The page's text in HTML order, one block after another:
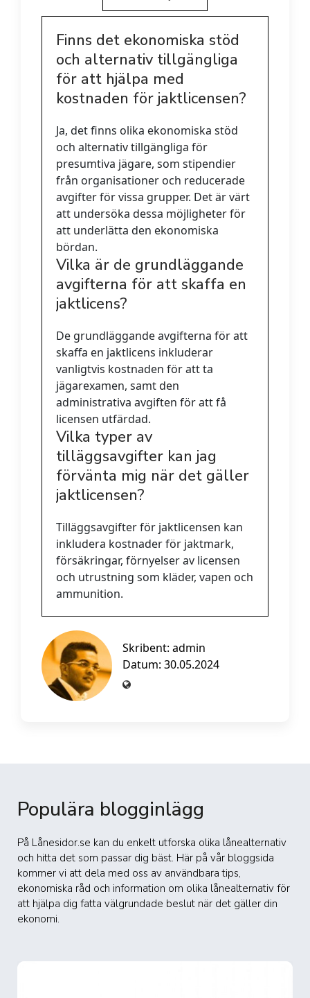
Finns det ekonomiska stöd
och alternativ tillgängliga
för att hjälpa med
kostnaden för jaktlicensen?
Ja, det finns olika ekonomiska stöd
och alternativ tillgängliga för
presumtiva jägare, som stipendier
från organisationer och reducerade
avgifter för vissa grupper. Det är värt
att undersöka dessa möjligheter för
att underlätta den ekonomiska
bördan.
Vilka är de grundläggande
avgifterna för att skaffa en
jaktlicens?
De grundläggande avgifterna för att
skaffa en jaktlicens inkluderar
vanligtvis kostnaden för att ta
jägarexamen, samt den
administrativa avgiften för att få
licensen utfärdad.
Vilka typer av
tilläggsavgifter kan jag
förvänta mig när det gäller
jaktlicensen?
Tilläggsavgifter för jaktlicensen kan
inkludera kostnader för jaktmark,
försäkringar, förnyelser av licensen
och utrustning som kläder, vapen och
ammunition.
Skribent: admin
Datum: 30.05.2024
Populära blogginlägg
På Lånesidor.se kan du enkelt utforska olika lånealternativ
och hitta det som passar dig bäst. Här på vår bloggsida
kommer vi att dela med oss av användbara tips,
ekonomiska råd och information om olika lånealternativ för
att hjälpa dig fatta välgrundade beslut när det gäller din
ekonomi.